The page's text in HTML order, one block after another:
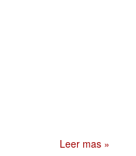
Leer mas »